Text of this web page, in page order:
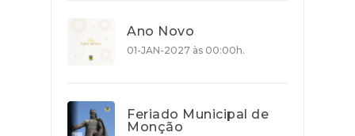
Ano Novo
01-JAN-2027 às 00:00h.
Feriado Municipal de
Monção